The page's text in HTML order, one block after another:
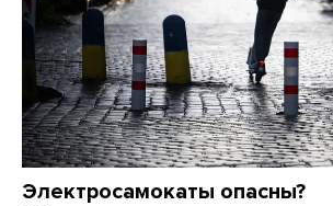
Электросамокаты опасны?